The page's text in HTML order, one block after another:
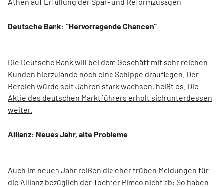
Deutsche Bank: "Hervorragende Chancen"
Die Deutsche Bank will bei dem Geschäft mit sehr reichen
Kunden hierzulande noch eine Schippe drauflegen. Der
Bereich würde seit Jahren stark wachsen, heißt es. Die
Aktie des deutschen Marktführers erholt sich unterdessen
weiter.
Allianz: Neues Jahr, alte Probleme
Auch im neuen Jahr reißen die eher trüben Meldungen für
die Allianz bezüglich der Tochter Pimco nicht ab: So haben